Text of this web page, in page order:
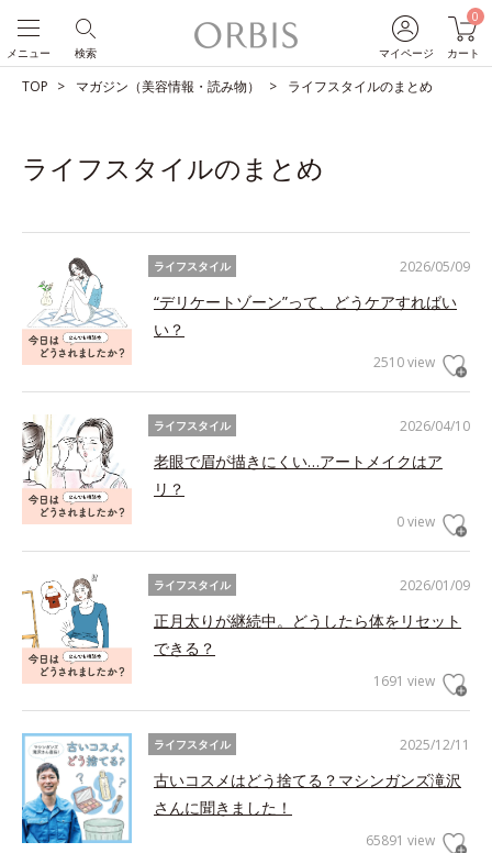
マイページ
0
カート
検索
メニュー
TOP マガジン（美容情報・読み物） ライフスタイルのまとめ
ライフスタイルのまとめ
2026/05/09
ライフスタイル
“デリケートゾーン”って、どうケアすればい
い？
2510 view
2026/04/10
ライフスタイル
老眼で眉が描きにくい…アートメイクはア
リ？
0 view
2026/01/09
ライフスタイル
正月太りが継続中。どうしたら体をリセット
できる？
1691 view
2025/12/11
ライフスタイル
古いコスメはどう捨てる？マシンガンズ滝沢
さんに聞きました！
65891 view